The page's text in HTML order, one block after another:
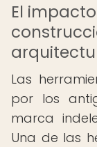
El
Las
por los
marca
Una de las